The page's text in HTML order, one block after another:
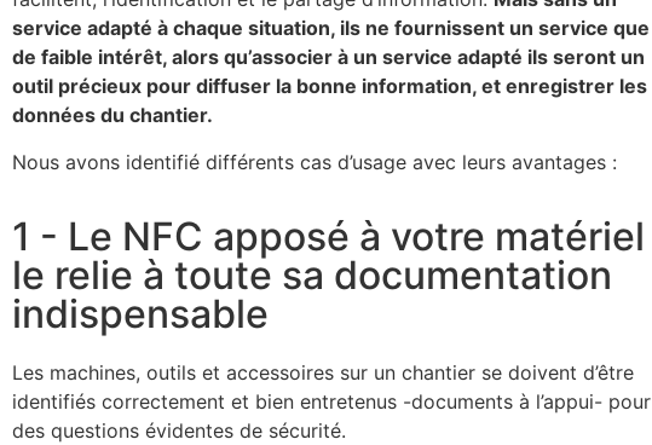
service adapté à chaque situation, ils ne fournissent un service que
de faible intérêt, alors qu’associer à un service adapté ils seront un
outil précieux pour diffuser la bonne information, et enregistrer les
données du chantier.
Nous avons identifié différents cas d’usage avec leurs avantages :
1 - Le NFC apposé à votre matériel
le relie à toute sa documentation
indispensable
Les machines, outils et accessoires sur un chantier se doivent d’être
identifiés correctement et bien entretenus -documents à l’appui- pour
des questions évidentes de sécurité.